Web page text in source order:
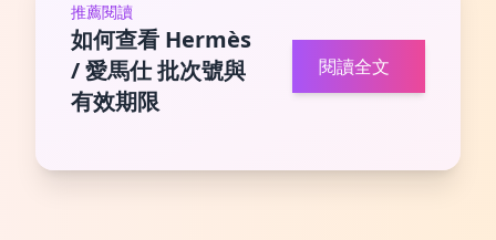
推薦閱讀
如何查看 Hermès
/ 愛馬仕 批次號與
有效期限
閱讀全文